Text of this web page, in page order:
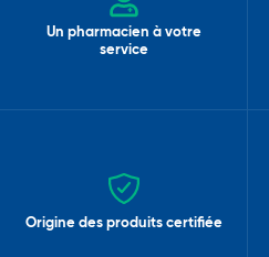
Un pharmacien à votre
service
Origine des produits certifiée